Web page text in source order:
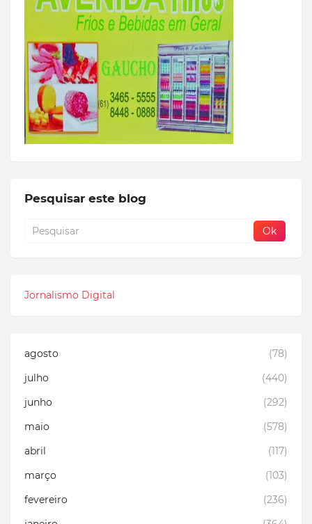
Pesquisar este blog
Jornalismo Digital
agosto
(78)
julho
(440)
junho
(292)
maio
(578)
abril
(117)
março
(103)
fevereiro
(236)